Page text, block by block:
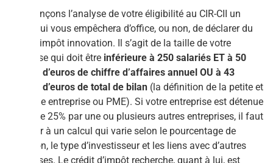
Commençons l’analyse de votre éligibilité au CIR-CII un
critère qui vous empêchera d’office, ou non, de déclarer du
crédit d’impôt innovation. Il s’agit de la taille de votre
entreprise qui doit être inférieure à 250 salariés ET à 50
millions d’euros de chiffre d’affaires annuel OU à 43
millions d’euros de total de bilan (la définition de la petite et
moyenne entreprise ou PME). Si votre entreprise est détenue
à plus de 25% par une ou plusieurs autres entreprises, il faut
procéder à un calcul qui varie selon le pourcentage de
détention, le type d’investisseur et les liens avec d’autres
entreprises. Le crédit d’impôt recherche, quant à lui, est